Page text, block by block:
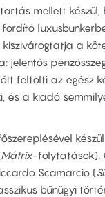
mellett
fordító
a
jelentős
feltölti az egész
és a kiadó
Mátrix-folytatások),
Scamarcio (
bűnügyi